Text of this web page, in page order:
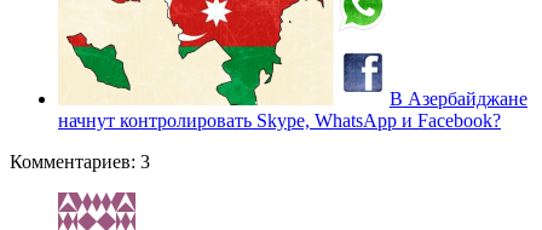
В Азербайджане
начнут контролировать Skype, WhatsApp и Facebook?
Комментариев: 3